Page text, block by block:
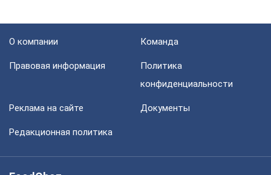
О компании Команда
Правовая информация
Политика
конфиденциальности
Реклама на сайте Документы
Редакционная политика